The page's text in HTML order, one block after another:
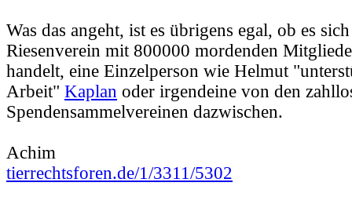
Was das angeht, ist es übrigens egal, ob es
Riesenverein mit 800000 mordenden
handelt, eine Einzelperson wie Helmut
Arbeit" Kaplan oder irgendeine von den
Spendensammelvereinen dazwischen.
Achim
tierrechtsforen.de/1/3311/5302